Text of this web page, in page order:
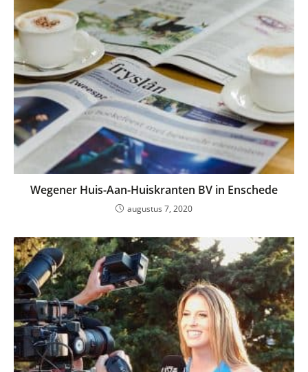
Wegener Huis-Aan-Huiskranten BV in Enschede
augustus 7, 2020